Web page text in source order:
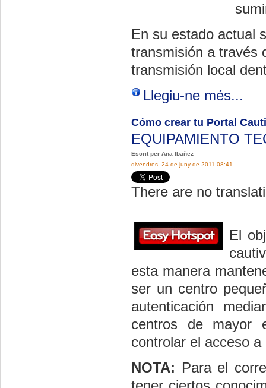
En su estado actual
transmisión a través
transmisión local
Llegiu-ne més...
Cómo crear tu Portal
EQUIPAMIENTO
Escrit per Ana Ibañez
divendres, 24 de juny de 2011 08:41
There are no
El
esta manera
ser un centro
autenticación
centros de mayor
controlar el acceso
NOTA: Para el